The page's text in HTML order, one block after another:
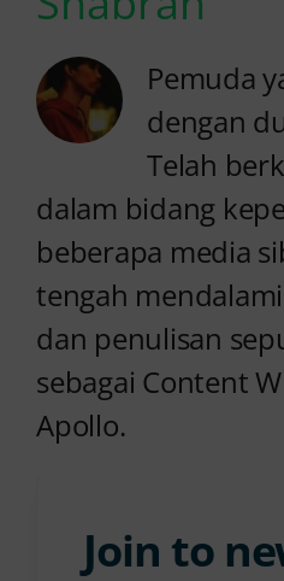
Join to
Pemuda
dengan
Telah
dalam bidang
beberapa media
tengah
dan penulisan
sebagai Content
Apollo.